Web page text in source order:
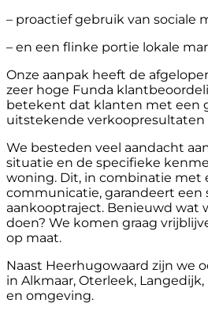
– proactief gebruik van sociale
– en een flinke portie lokale
Onze aanpak heeft de
zeer hoge Funda
betekent dat klanten met een
uitstekende verkoopresultaten
We besteden veel aandacht
situatie en de specifieke
woning. Dit, in combinatie met
communicatie, garandeert een
aankooptraject. Benieuwd wat
doen? We komen graag
op maat.
Naast Heerhugowaard zijn we
in Alkmaar, Oterleek,
en omgeving.